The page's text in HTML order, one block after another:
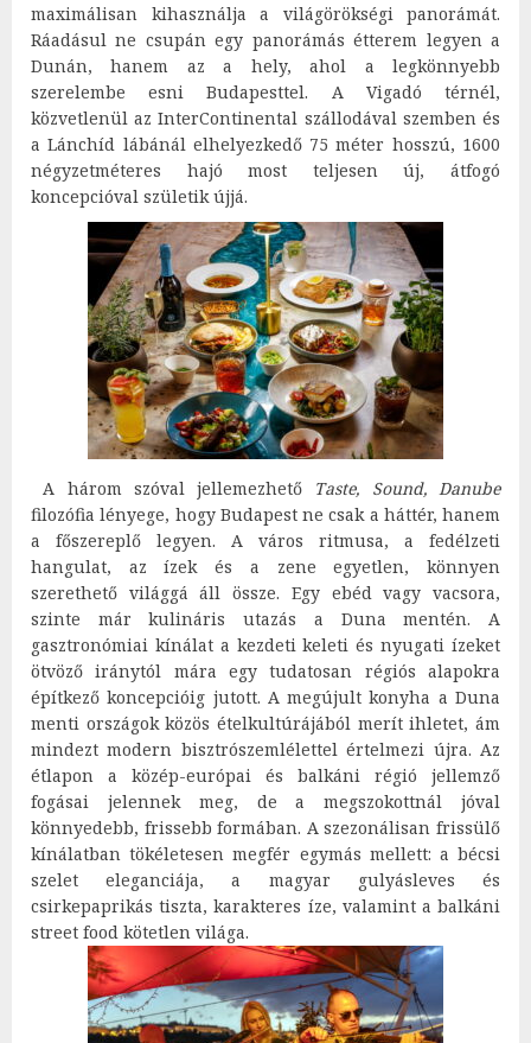
maximálisan kihasználja a világörökségi panorámát.
Ráadásul ne csupán egy panorámás étterem legyen a
Dunán, hanem az a hely, ahol a legkönnyebb
szerelembe esni Budapesttel. A Vigadó térnél,
közvetlenül az InterContinental szállodával szemben és
a Lánchíd lábánál elhelyezkedő 75 méter hosszú, 1600
négyzetméteres hajó most teljesen új, átfogó
koncepcióval születik újjá.
A három szóval jellemezhető Taste, Sound, Danube
filozófia lényege, hogy Budapest ne csak a háttér, hanem
a főszereplő legyen. A város ritmusa, a fedélzeti
hangulat, az ízek és a zene egyetlen, könnyen
szerethető világgá áll össze. Egy ebéd vagy vacsora,
szinte már kulináris utazás a Duna mentén. A
gasztronómiai kínálat a kezdeti keleti és nyugati ízeket
ötvöző iránytól mára egy tudatosan régiós alapokra
építkező koncepcióig jutott. A megújult konyha a Duna
menti országok közös ételkultúrájából merít ihletet, ám
mindezt modern bisztrószemlélettel értelmezi újra. Az
étlapon a közép-európai és balkáni régió jellemző
fogásai jelennek meg, de a megszokottnál jóval
könnyedebb, frissebb formában. A szezonálisan frissülő
kínálatban tökéletesen megfér egymás mellett: a bécsi
szelet eleganciája, a magyar gulyásleves és
csirkepaprikás tiszta, karakteres íze, valamint a balkáni
street food kötetlen világa.